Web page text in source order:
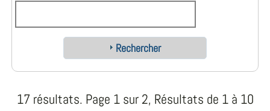
Rechercher
17 résultats. Page 1 sur 2, Résultats de 1 à 10